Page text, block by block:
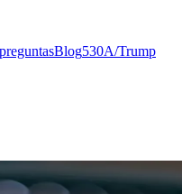
Blog530A/Trump